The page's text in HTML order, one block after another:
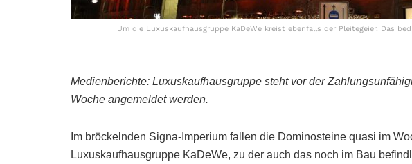
Um die Luxuskaufhausgruppe KaDeWe kreist ebenfalls der Pleitegeier. Das
Medienberichte: Luxuskaufhausgruppe steht vor der
Woche angemeldet werden.
Im bröckelnden Signa-Imperium fallen die Dominosteine quasi im
Luxuskaufhausgruppe KaDeWe, zu der auch das noch im Bau